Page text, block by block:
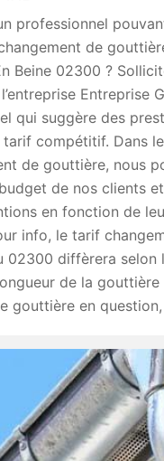
professionnel
de
Beine 02300 ?
Entreprise
qui suggère des
compétitif. Dans le
de gouttière, nous
de nos clients
en fonction de
info, le tarif
02300 diffèrera selon
de la gouttière
gouttière en